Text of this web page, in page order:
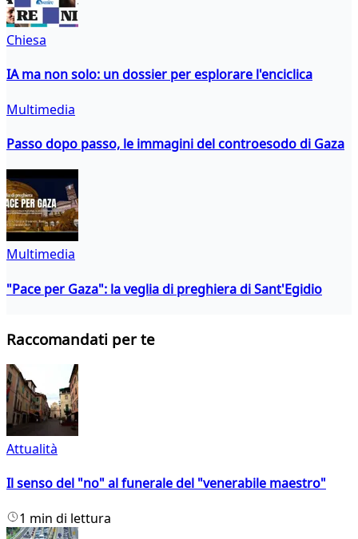
Chiesa
IA ma non solo: un dossier per esplorare l'enciclica
Multimedia
Passo dopo passo, le immagini del controesodo di Gaza
Multimedia
"Pace per Gaza": la veglia di preghiera di Sant'Egidio
Raccomandati per te
Attualità
Il senso del "no" al funerale del "venerabile maestro"
1 min di lettura